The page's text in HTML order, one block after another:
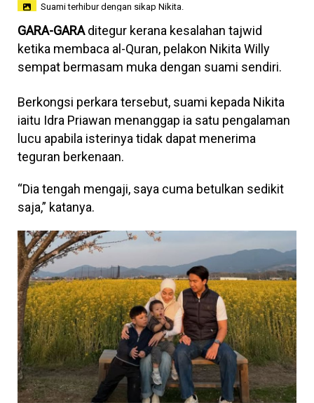
Suami terhibur dengan sikap Nikita.
GARA-GARAditegur kerana kesalahan tajwid
ketika membaca al-Quran, pelakon Nikita Willy
sempat bermasam muka dengan suami sendiri.
Berkongsi perkara tersebut, suami kepada Nikita
iaitu Idra Priawan menanggap ia satu pengalaman
lucu apabila isterinya tidak dapat menerima
teguran berkenaan.
“Dia tengah mengaji, saya cuma betulkan sedikit
saja,” katanya.